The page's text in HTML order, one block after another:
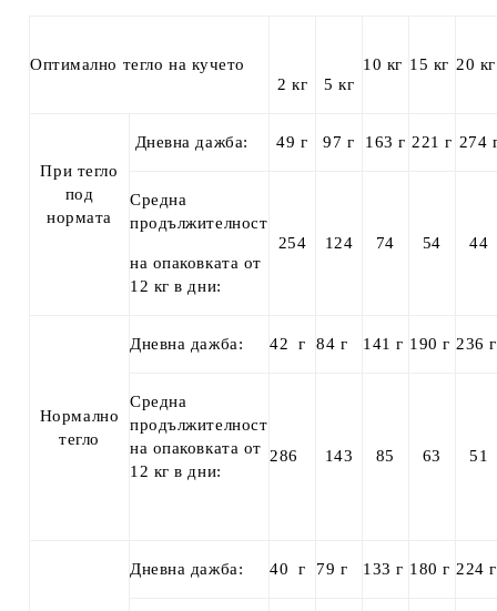
Оптимално тегло на кучето
2 кг
5 кг
10 кг 15 кг 20 кг
При тегло
под
нормата
Дневна дажба: 49 г 97 г 163 г 221 г 274
Средна
продължителност
на опаковката от
12 кг в дни:
254 124 74 54 44
Нормално
тегло
Дневна дажба: 42 г 84 г 141 г 190 г 236 г
Средна
продължителност
на опаковката от
12 кг в дни:
286 143 85 63 51
Дневна дажба: 40 г 79 г 133 г 180 г 224 г